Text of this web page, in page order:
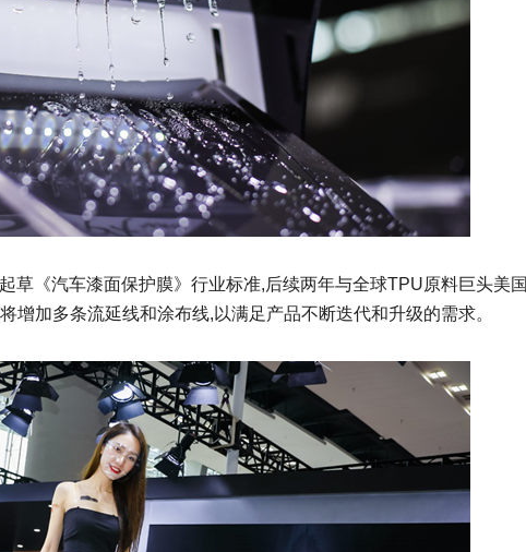
草《汽车漆面保护膜》行业标准,后续两年与全球TPU原料巨头美
增加多条流延线和涂布线,以满足产品不断迭代和升级的需求。